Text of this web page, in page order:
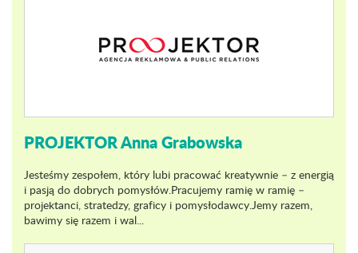
PROJEKTOR Anna Grabowska
Jesteśmy zespołem, który lubi pracować kreatywnie – z energią
i pasją do dobrych pomysłów.Pracujemy ramię w ramię –
projektanci, stratedzy, graficy i pomysłodawcy.Jemy razem,
bawimy się razem i wal...